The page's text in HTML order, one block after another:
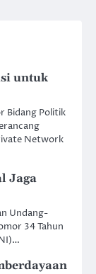
untuk
Bidang Politik
Network
Jaga
Undang-
34 Tahun